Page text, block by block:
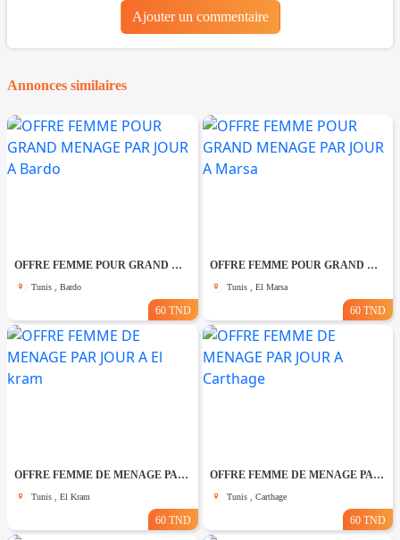
Ajouter un commentaire
Annonces similaires
OFFRE FEMME POUR GRAND MENAGE PAR JOUR A Bardo
Tunis , Bardo
60 TND
OFFRE FEMME POUR GRAND MENAGE PAR JOUR A Marsa
Tunis , El Marsa
60 TND
OFFRE FEMME DE MENAGE PAR JOUR A El kram
Tunis , El Kram
60 TND
OFFRE FEMME DE MENAGE PAR JOUR A Carthage
Tunis , Carthage
60 TND